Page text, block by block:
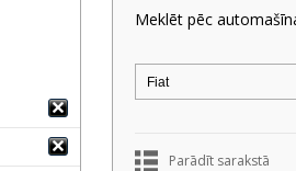
Meklēt pēc
Parādīt sarakstā